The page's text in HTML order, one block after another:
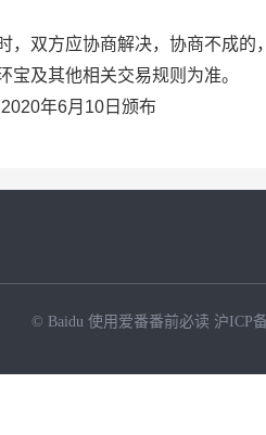
，双方应协商解决，协商不成
宝及其他相关交易规则为准。
年6月10日颁布
© Baidu 使用爱番番前必读 沪ICP